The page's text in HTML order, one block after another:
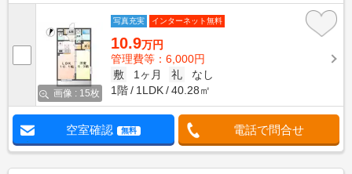
画像 : 15枚
写真充実 インターネット無料
10.9万円
管理費等：6,000円
敷
1ヶ月 礼
なし
1階
1LDK 40.28㎡
空室確認 無料 電話で問合せ